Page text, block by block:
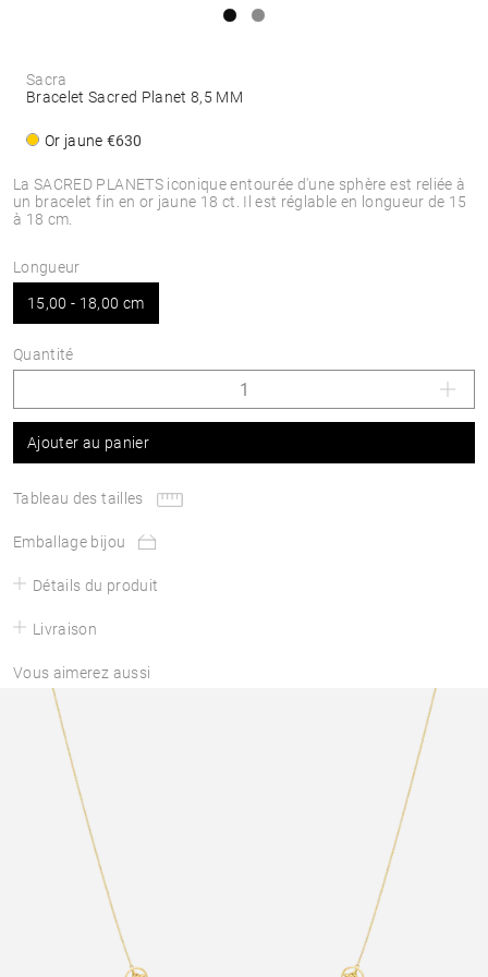
La SACRED PLANETS iconique entourée d'une sphère est reliée à
un bracelet fin en or jaune 18 ct. Il est réglable en longueur de 15
à 18 cm.
Sacra
Bracelet Sacred Planet 8,5 MM
Or jaune€630
Longueur
15,00 - 18,00 cm
Quantité
Ajouter au panier
Tableau des tailles
Emballage bijou
Détails du produit
Livraison
Vous aimerez aussi